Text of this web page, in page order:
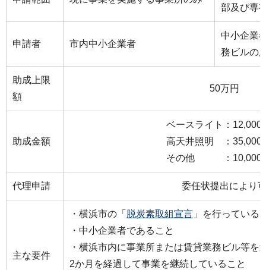
部及び専
申請者 市内中小企業者
中小企業
務ビルの
助成上限
額
50万円
助成金額
ベースライト：12,000
高天井照明 ：35,000
その他 ：10,000
代理申請 委任状提出により
主な要件
・横浜市の「 脱炭素取組宣言 」を行っている
・中小企業者であること
・横浜市内に事業所または賃貸業務ビル等を
2か月を経過して事業を継続していること